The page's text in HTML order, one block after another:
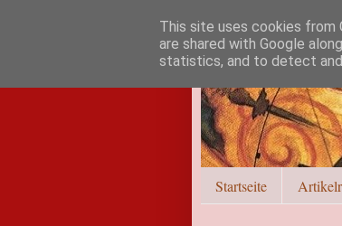
Startseite
This site uses cookies from
are shared with Google
statistics, and to detect and